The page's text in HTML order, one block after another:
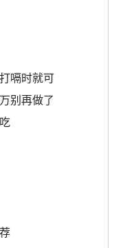
嗝时就可
别再做了